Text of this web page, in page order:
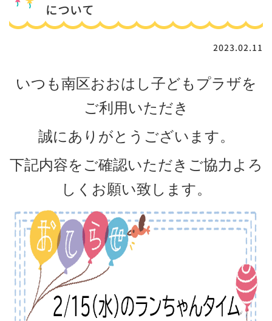
について
2023.02.11
いつも南区おおはし子どもプラザを
ご利用いただき
誠にありがとうございます。
下記内容をご確認いただきご協力よろ
しくお願い致します。